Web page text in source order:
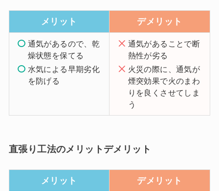
メリット デメリット
通気があるので、乾
燥状態を保てる
水気による早期劣化
を防げる
通気があることで断
熱性が劣る
火災の際に、通気が
煙突効果で火のまわ
りを良くさせてしま
う
直張り工法のメリットデメリット
メリット デメリット